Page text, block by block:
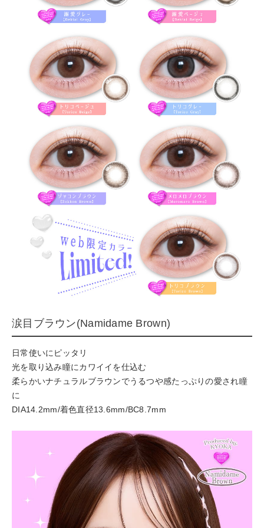
涙目ブラウン(Namidame Brown)
日常使いにピッタリ
光を取り込み瞳にカワイイを仕込む
柔らかいナチュラルブラウンでうるつや感たっぷりの愛され瞳
に
DIA14.2mm/着色直径13.6mm/BC8.7mm